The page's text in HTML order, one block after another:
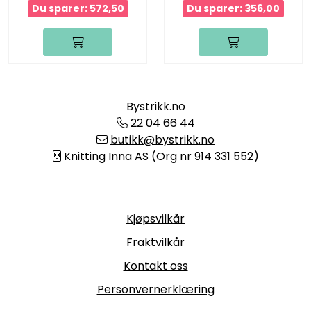
Du sparer: 572,50 Du sparer: 356,00
Bystrikk.no
22 04 66 44
butikk@bystrikk.no
Knitting Inna AS (Org nr 914 331 552)
Kjøpsvilkår
Fraktvilkår
Kontakt oss
Personvernerklæring